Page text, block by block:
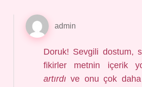
admin
Doruk! Sevgili dostum,
fikirler metnin içerik
artırdı ve onu çok